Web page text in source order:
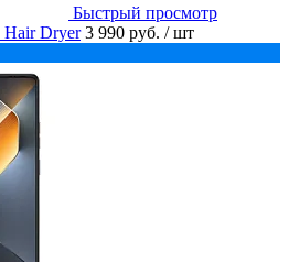
Быстрый просмотр
Dryer 3 990 руб. / шт